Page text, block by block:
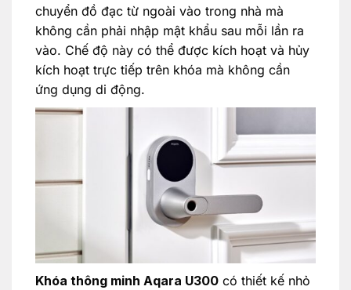
chuyển đồ đạc từ ngoài vào trong nhà mà
không cần phải nhập mật khẩu sau mỗi lần ra
vào. Chế độ này có thể được kích hoạt và hủy
kích hoạt trực tiếp trên khóa mà không cần
ứng dụng di động.
Khóa thông minh Aqara U300có thiết kế nhỏ